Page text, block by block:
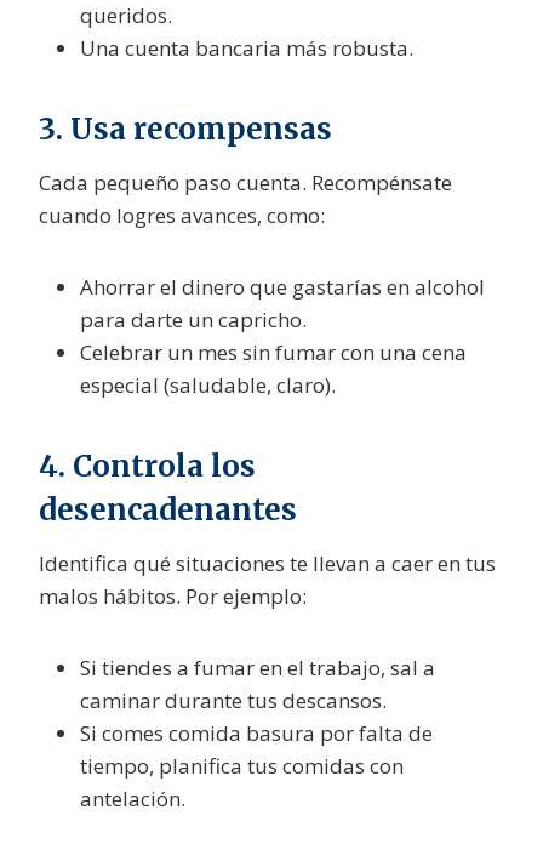
queridos.
Una cuenta bancaria más robusta.
3. Usa recompensas
Cada pequeño paso cuenta. Recompénsate
cuando logres avances, como:
Ahorrar el dinero que gastarías en alcohol
para darte un capricho.
Celebrar un mes sin fumar con una cena
especial (saludable, claro).
4. Controla los
desencadenantes
Identifica qué situaciones te llevan a caer en tus
malos hábitos. Por ejemplo:
Si tiendes a fumar en el trabajo, sal a
caminar durante tus descansos.
Si comes comida basura por falta de
tiempo, planifica tus comidas con
antelación.